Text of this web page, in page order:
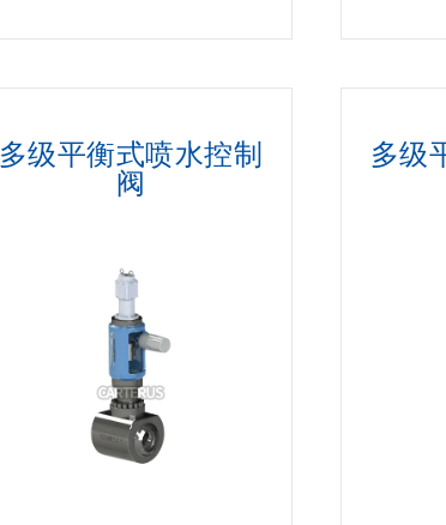
多级平衡式喷水控制
阀
多级